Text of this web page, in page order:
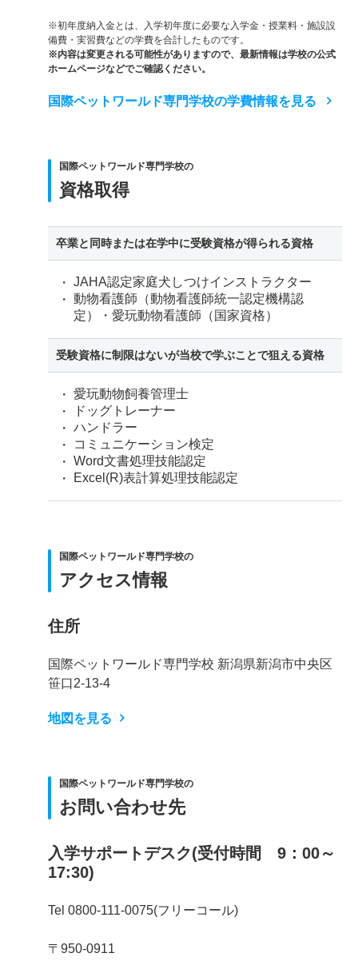
※初年度納入金とは、入学初年度に必要な入学金・授業料・施設設
備費・実習費などの学費を合計したものです。
※内容は変更される可能性がありますので、最新情報は学校の公式
ホームページなどでご確認ください。
国際ペットワールド専門学校の学費情報を見る
国際ペットワールド専門学校の
資格取得
卒業と同時または在学中に受験資格が得られる資格
JAHA認定家庭犬しつけインストラクター
動物看護師（動物看護師統一認定機構認
定）・愛玩動物看護師（国家資格）
受験資格に制限はないが当校で学ぶことで狙える資格
愛玩動物飼養管理士
ドッグトレーナー
ハンドラー
コミュニケーション検定
Word文書処理技能認定
Excel(R)表計算処理技能認定
国際ペットワールド専門学校の
アクセス情報
住所
国際ペットワールド専門学校 新潟県新潟市中央区
笹口2-13-4
地図を見る
国際ペットワールド専門学校の
お問い合わせ先
入学サポートデスク(受付時間 9：00～
17:30)
Tel 0800-111-0075(フリーコール)
〒950-0911